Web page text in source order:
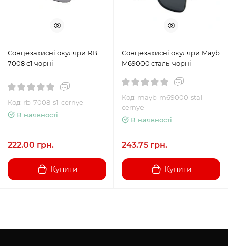
Сонцезахисні окуляри RB
7008 с1 чорні
Код: rb-7008-s1-cernye
В наявності
222.00 грн.
Купити
Сонцезахисні окуляри Mayb
M69000 сталь-чорні
Код: mayb-m69000-stal-
cernye
В наявності
243.75 грн.
Купити